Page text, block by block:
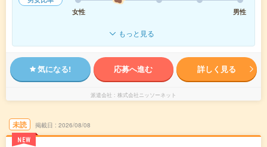
女性
男性
もっと見る
気になる! 応募へ進む 詳しく見る
派遣会社 株式会社ニッソーネット
未読
NEW
掲載日 2026/08/08